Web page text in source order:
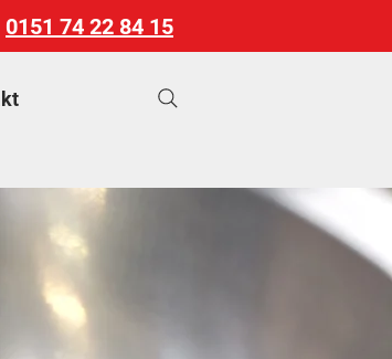
0151 74 22 84 15